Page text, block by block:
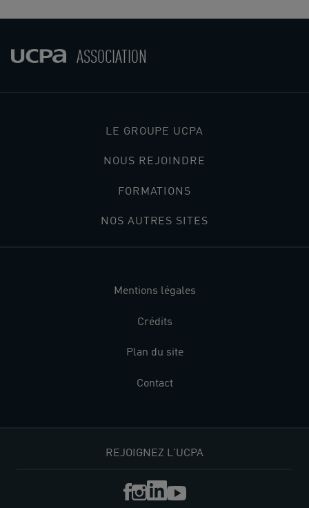
ASSOCIATION
LE GROUPE UCPA
NOUS REJOINDRE
FORMATIONS
NOS AUTRES SITES
Mentions légales
Crédits
Plan du site
Contact
REJOIGNEZ L'UCPA